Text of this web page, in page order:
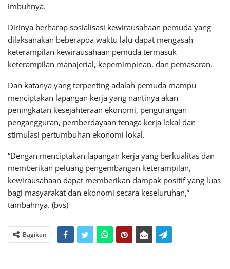
imbuhnya.
Dirinya berharap sosialisasi kewirausahaan pemuda yang
dilaksanakan beberapoa waktu lalu dapat mengasah
keterampilan kewirausahaan pemuda termasuk
keterampilan manajerial, kepemimpinan, dan pemasaran.
Dan katanya yang terpenting adalah pemuda mampu
menciptakan lapangan kerja yang nantinya akan
peningkatan kesejahteraan ekonomi, pengurangan
pengangguran, pemberdayaan tenaga kerja lokal dan
stimulasi pertumbuhan ekonomi lokal.
“Dengan menciptakan lapangan kerja yang berkualitas dan
memberikan peluang pengembangan keterampilan,
kewirausahaan dapat memberikan dampak positif yang luas
bagi masyarakat dan ekonomi secara keseluruhan,”
tambahnya. (bvs)
Bagikan